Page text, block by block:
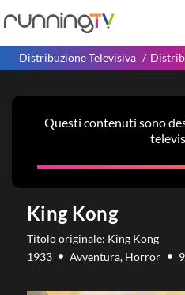
Distribuzione Televisiva
Questi contenuti sono
King Kong
Titolo originale: King Kong
1933
Avventura, Horror